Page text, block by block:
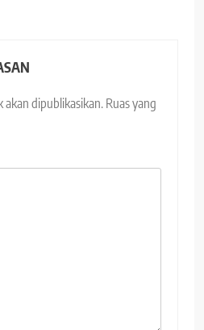
akan dipublikasikan. Ruas yang